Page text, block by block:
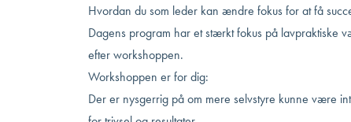
Hvordan du som leder kan ændre fokus for at få
Dagens program har et stærkt fokus på lavpraktiske
efter workshoppen.
Workshoppen er for dig:
Der er nysgerrig på om mere selvstyre kunne være